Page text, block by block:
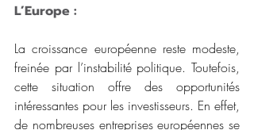
L’Europe :
La croissance européenne reste modeste,
freinée par l’instabilité politique. Toutefois,
cette situation offre des opportunités
intéressantes pour les investisseurs. En effet,
de nombreuses entreprises européennes se